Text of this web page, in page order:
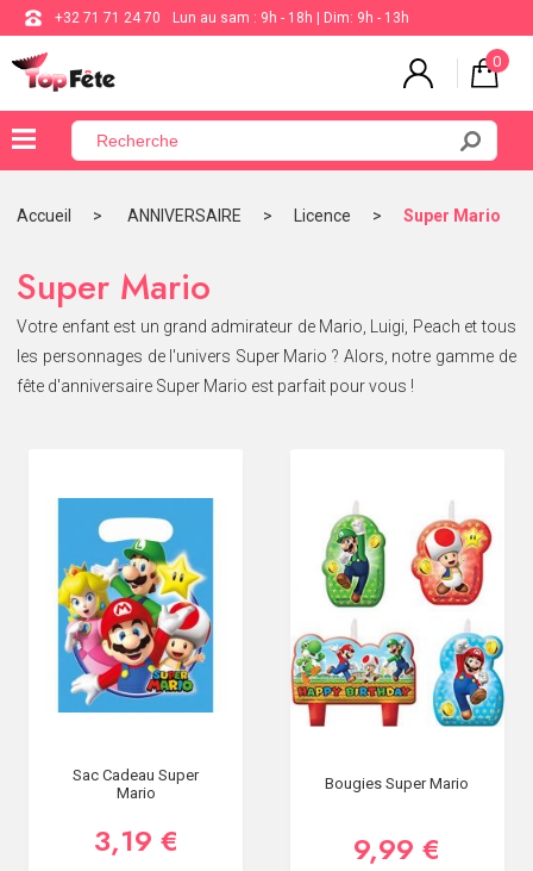
+32 71 71 24 70 Lun au sam : 9h - 18h | Dim: 9h - 13h
0
×
ANNIVERSAIRE
MARIAGE
VAISSELLE
OCCASIONS
SPÉCIALES
CONTACT
Accueil ANNIVERSAIRE Licence Super Mario
Super Mario
Votre enfant est un grand admirateur de Mario, Luigi, Peach et tous
les personnages de l'univers Super Mario ? Alors, notre gamme de
fête d'anniversaire Super Mario est parfait pour vous !
Sac Cadeau Super
Mario
3,19 €
Bougies Super Mario
9,99 €